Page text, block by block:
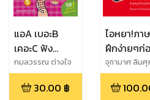
แอA เบอะB
เคอะC ฟัง
อังกฤษไม่ได้
ฟังอังกฤษไม่
ออก
กมลวรรณ ต่างใจ
30.00 ฿
ไอหยา!ภา
ฝึกง่ายๆก่
จีน
จุฑามาศ ลิม